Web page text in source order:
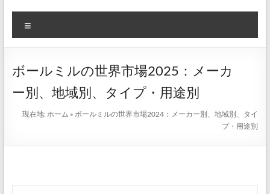
キ
プ
ニ
ー
ボールミルの世界市場2025：メーカ
ー別、地域別、タイプ・用途別
現在地:ホーム »ボールミルの世界市場2024：メーカー別、地域別、タイ
プ・用途別